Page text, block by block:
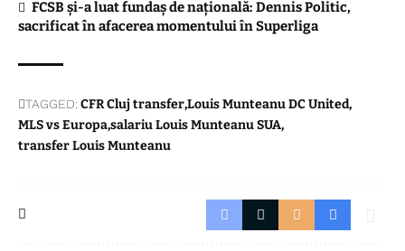
FCSB și-a luat fundaș de națională: Dennis Politic,
sacrificat în afacerea momentului în Superliga
TAGGED:CFR Cluj transferLouis Munteanu DC United
MLS vs Europasalariu Louis Munteanu SUA
transfer Louis Munteanu